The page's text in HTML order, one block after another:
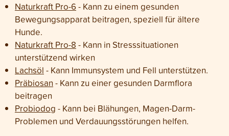
Naturkraft Pro-6- Kann zu einem gesunden
Bewegungsapparat beitragen, speziell für ältere
Hunde.
Naturkraft Pro-8 - Kann in Stresssituationen
unterstützend wirken
Lachsöl - Kann Immunsystem und Fell unterstützen.
Präbiosan - Kann zu einer gesunden Darmflora
beitragen
Probiodog - Kann bei Blähungen, Magen-Darm-
Problemen und Verdauungsstörungen helfen.